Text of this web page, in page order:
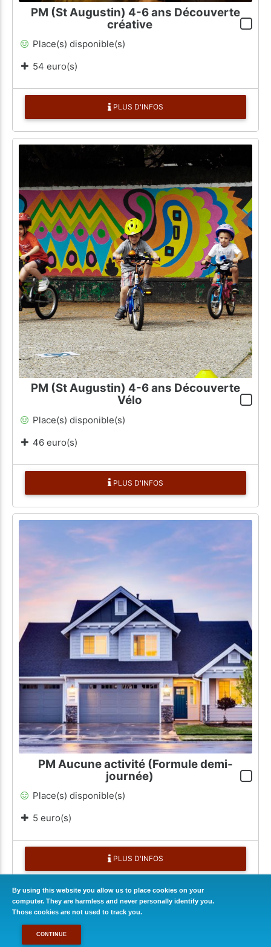
PM (St Augustin) 4-6 ans Découverte
créative
Place(s) disponible(s)
54 euro(s)
PLUS D'INFOS
PM (St Augustin) 4-6 ans Découverte
Vélo
Place(s) disponible(s)
46 euro(s)
PLUS D'INFOS
PM Aucune activité (Formule demi-
journée)
Place(s) disponible(s)
5 euro(s)
PLUS D'INFOS
CONTINUER 0€
By using this website you allow us to place cookies on your
computer. They are harmless and never personally identify you.
Those cookies are not used to track you.
CONTINUE